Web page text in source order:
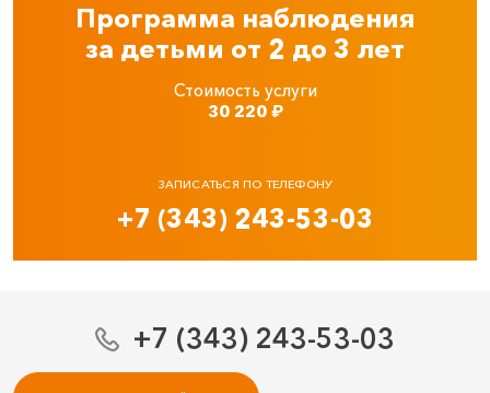
Программа наблюдения
за детьми от 2 до 3 лет
Стоимость услуги
30 220₽
ЗАПИСАТЬСЯ ПО ТЕЛЕФОНУ
+7 (343) 243-53-03
+7 (343) 243-53-03